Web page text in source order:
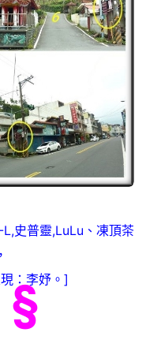
史普靈,LuLu、凍頂茶
：李妤。]